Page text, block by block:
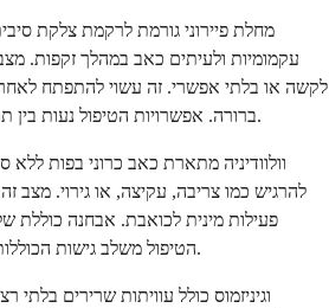
מחלת פיירוני גורמת לרקמת צלקת
עקמומיות ולעיתים כאב במהלך זקפות. מצב
לקשה או בלתי אפשרי. זה עשוי להתפתח
ברורה. אפשרויות הטיפול נעות בין תרופות להליכים, תלוי בחומרה.
וולוודיניה מתארת כאב כרוני בפות ללא
להרגיש כמו צריבה, עקיצה, או גירוי. מצב
פעילות מינית לכואבת. אבחנה כוללת
הטיפול משלב גישות הכוללות תרופות, טיפול, ופיזיותרפיה.
וגיניזמוס כולל עוויתות שרירים בלתי